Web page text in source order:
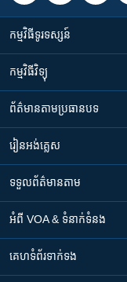
កម្មវិធី​ទូរទស្សន៍
កម្មវិធី​វិទ្យុ
ព័ត៌មាន​តាមប្រធានបទ​
រៀន​​អង់គ្លេស
ទទួល​ព័ត៌មាន​តាម
អំពី​ VOA & ទំនាក់ទំនង
គេហទំព័រ​​ទាក់ទង